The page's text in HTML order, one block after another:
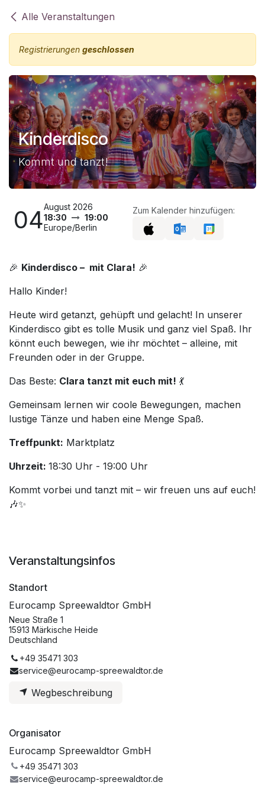
Alle Veranstaltungen
Registrierungen geschlossen
Kinderdisco
Kommt und tanzt!
04August 2026
18:30
19:00
Europe/Berlin
Zum Kalender hinzufügen:
🎉 Kinderdisco – mit Clara! 🎉
Hallo Kinder!
Heute wird getanzt, gehüpft und gelacht! In unserer
Kinderdisco gibt es tolle Musik und ganz viel Spaß. Ihr
könnt euch bewegen, wie ihr möchtet – alleine, mit
Freunden oder in der Gruppe.
Das Beste: Clara tanzt mit euch mit! 💃
Gemeinsam lernen wir coole Bewegungen, machen
lustige Tänze und haben eine Menge Spaß.
Treffpunkt: Marktplatz
Uhrzeit: 18:30 Uhr - 19:00 Uhr
Kommt vorbei und tanzt mit – wir freuen uns auf euch!
🎶✨
Veranstaltungsinfos
Standort
Eurocamp Spreewaldtor GmbH
Neue Straße 1
15913 Märkische Heide
Deutschland
+49 35471 303
service@eurocamp-spreewaldtor.de
Wegbeschreibung
Organisator
Eurocamp Spreewaldtor GmbH
+49 35471 303
service@eurocamp-spreewaldtor.de